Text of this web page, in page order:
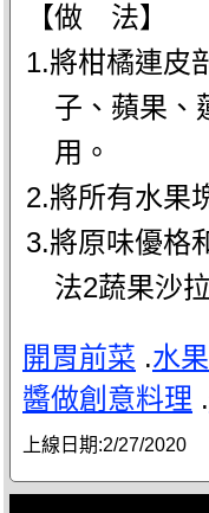
【做 法】
1.將柑橘連皮
子、蘋果、
用。
2.將所有水果
3.將原味優格
法2蔬果沙
開胃前菜 .水
醬做創意料理 .
上線日期:2/27/2020